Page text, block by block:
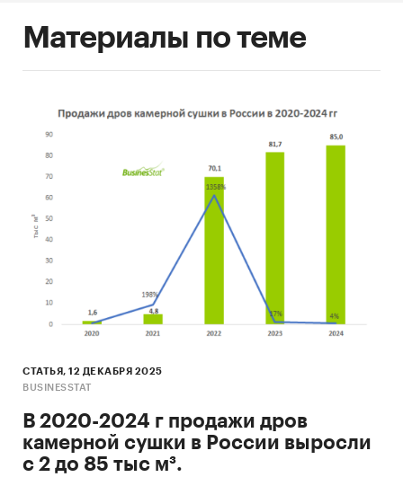
Материалы по теме
СТАТЬЯ, 12 ДЕКАБРЯ 2025
BUSINESSTAT
В 2020-2024 г продажи дров
камерной сушки в России выросли
с 2 до 85 тыс м³.